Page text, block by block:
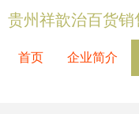
贵州祥歆治百货销
首页 企业简介